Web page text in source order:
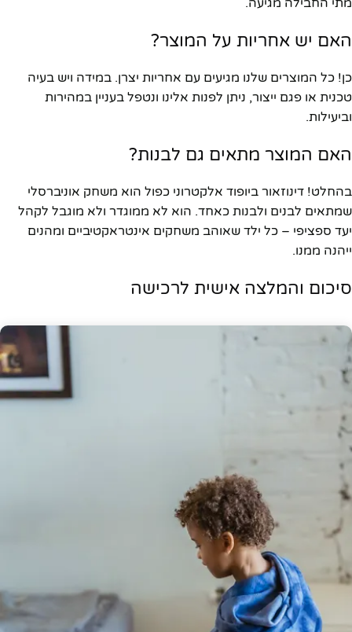
האם יש אחריות על המוצר?
כן! כל המוצרים שלנו מגיעים עם אחריות יצרן. במידה ויש בעיה
טכנית או פגם ייצור, ניתן לפנות אלינו ונטפל בעניין במהירות
וביעילות.
האם המוצר מתאים גם לבנות?
בהחלט! דינוזאור ביופוד אלקטרוני כפול הוא משחק אוניברסלי
שמתאים לבנים ולבנות כאחד. הוא לא ממוגדר ולא מוגבל לקהל
יעד ספציפי – כל ילד שאוהב משחקים אינטראקטיביים ומהנים
ייהנה ממנו.
סיכום והמלצה אישית לרכישה